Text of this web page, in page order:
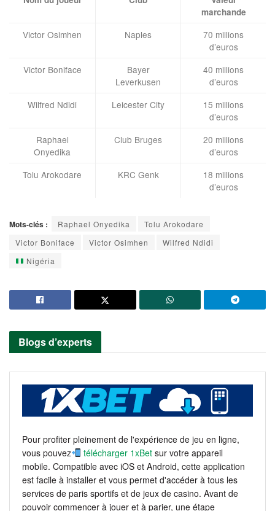
marchande
Victor Osimhen Naples
70 millions
d’euros
Victor Boniface
Bayer
Leverkusen
40 millions
d’euros
Wilfred Ndidi
Leicester City
15 millions
d’euros
Raphael
Onyedika
Club Bruges
20 millions
d’euros
Tolu Arokodare
KRC Genk
18 millions
d’euros
Mots-clés : Raphael Onyedika
Tolu Arokodare
Victor Boniface
Victor Osimhen
Wilfred Ndidi
Nigéria
Blogs d’experts
Pour profiter pleinement de l'expérience de jeu en ligne,
vous pouvez
télécharger 1xBet sur votre appareil
mobile. Compatible avec iOS et Android, cette application
est facile à installer et vous permet d'accéder à tous les
services de paris sportifs et de jeux de casino. Avant de
pouvoir commencer à jouer et à parier, une étape